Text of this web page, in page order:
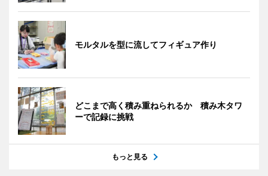
モルタルを型に流してフィギュア作り
どこまで高く積み重ねられるか 積み木タワ
ーで記録に挑戦
もっと見る